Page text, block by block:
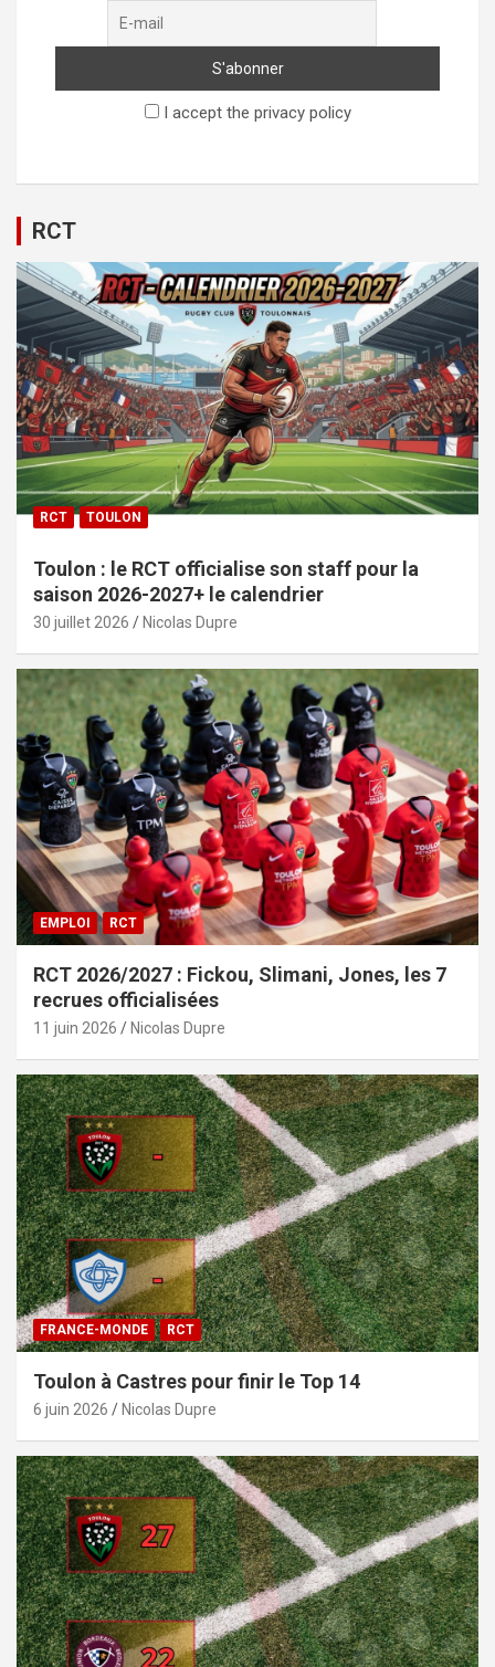
I accept the privacy policy
RCT
RCT TOULON
Toulon : le RCT officialise son staff pour la
saison 2026-2027+ le calendrier
30 juillet 2026 Nicolas Dupre
EMPLOI RCT
RCT 2026/2027 : Fickou, Slimani, Jones, les 7
recrues officialisées
11 juin 2026 Nicolas Dupre
FRANCE-MONDE RCT
Toulon à Castres pour finir le Top 14
6 juin 2026 Nicolas Dupre